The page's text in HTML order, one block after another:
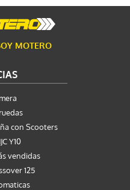
MOTERO
con Scooters
Y10
vendidas
125